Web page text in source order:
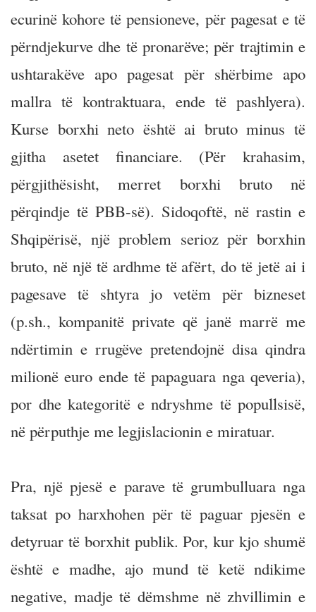
ecurinë kohore të pensioneve, për pagesat e të
përndjekurve dhe të pronarëve; për trajtimin e
ushtarakëve apo pagesat për shërbime apo
mallra të kontraktuara, ende të pashlyera).
Kurse borxhi neto është ai bruto minus të
gjitha asetet financiare. (Për krahasim,
përgjithësisht, merret borxhi bruto në
përqindje të PBB-së). Sidoqoftë, në rastin e
Shqipërisë, një problem serioz për borxhin
bruto, në një të ardhme të afërt, do të jetë ai i
pagesave të shtyra jo vetëm për bizneset
(p.sh., kompanitë private që janë marrë me
ndërtimin e rrugëve pretendojnë disa qindra
milionë euro ende të papaguara nga qeveria),
por dhe kategoritë e ndryshme të popullsisë,
në përputhje me legjislacionin e miratuar.
Pra, një pjesë e parave të grumbulluara nga
taksat po harxhohen për të paguar pjesën e
detyruar të borxhit publik. Por, kur kjo shumë
është e madhe, ajo mund të ketë ndikime
negative, madje të dëmshme në zhvillimin e